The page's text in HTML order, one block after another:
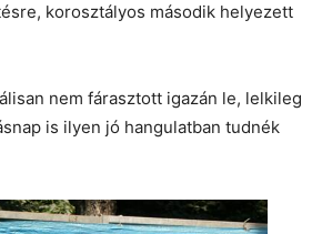
korosztályos második helyezett
nem fárasztott igazán le, lelkileg
is ilyen jó hangulatban tudnék